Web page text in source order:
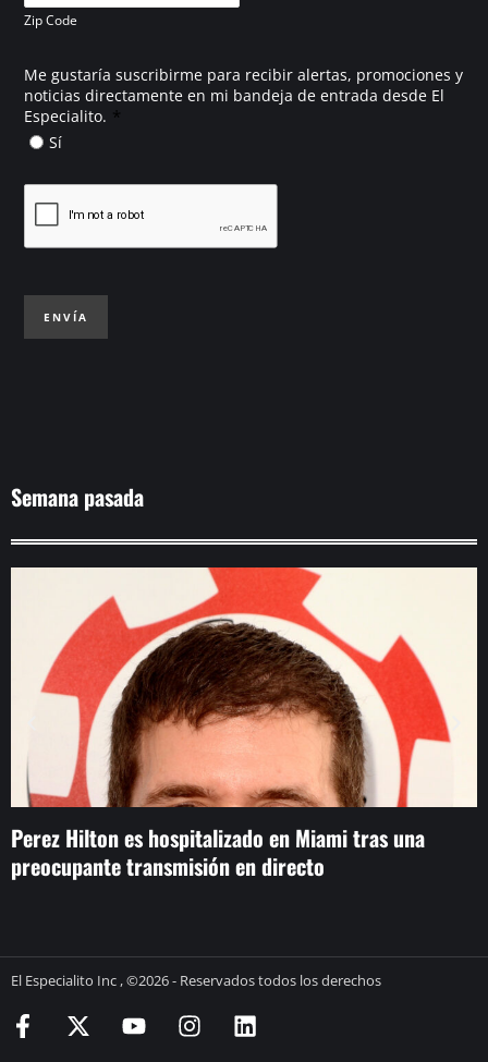
Zip Code
Me gustaría suscribirme para recibir alertas, promociones y
noticias directamente en mi bandeja de entrada desde El
Especialito. *
Sí
ENVÍA
Semana pasada
Perez Hilton es hospitalizado en Miami tras una
preocupante transmisión en directo
El Especialito Inc , ©2026 - Reservados todos los derechos